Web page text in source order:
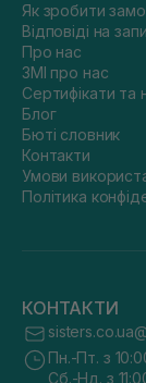
Як зробити
Відповіді на
Про нас
ЗМІ про нас
Сертифікати та
Блог
Бюті словник
Контакти
Умови
Політика
КОНТАКТИ
Пн.-Пт. з
Сб.-Нд. з